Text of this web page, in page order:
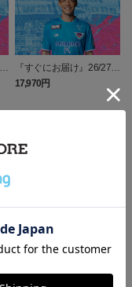
『すぐにお届け』26/27レ
プリカユニフォームFP1st
No.16 西澤 健太
17,970円
ク♪
こちら♪